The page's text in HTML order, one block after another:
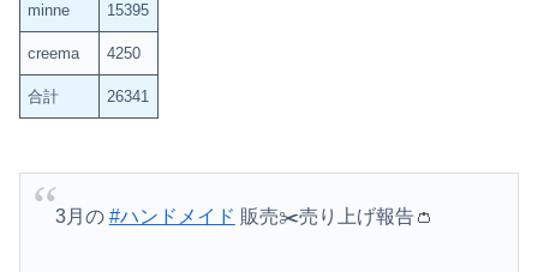
minne 15395
creema 4250
合計 26341
3月の #ハンドメイド 販売✂️売り上げ報告👛